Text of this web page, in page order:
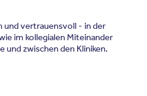
und vertrauensvoll - in der
im kollegialen Miteinander
und zwischen den Kliniken.